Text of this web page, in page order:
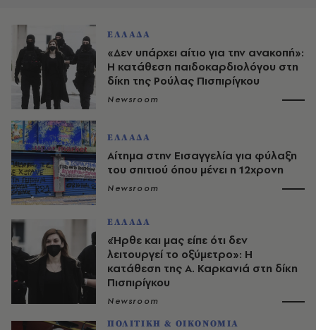
ΕΛΛΑΔΑ
«Δεν υπάρχει αίτιο για την ανακοπή»:
Η κατάθεση παιδοκαρδιολόγου στη
δίκη της Ρούλας Πισπιρίγκου
Newsroom
ΕΛΛΑΔΑ
Αίτημα στην Εισαγγελία για φύλαξη
του σπιτιού όπου μένει η 12χρονη
Newsroom
ΕΛΛΑΔΑ
«Ήρθε και μας είπε ότι δεν
λειτουργεί το οξύμετρο»: Η
κατάθεση της Α. Καρκανιά στη δίκη
Πισπιρίγκου
Newsroom
ΠΟΛΙΤΙΚΗ & ΟΙΚΟΝΟΜΙΑ